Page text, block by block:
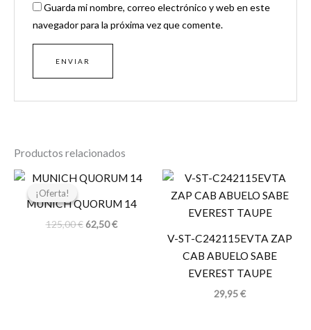
Guarda mi nombre, correo electrónico y web en este
navegador para la próxima vez que comente.
Productos relacionados
¡Oferta!
¡Oferta!
MUNICH QUORUM 14
125,00€
El
precio
original
125,00 €.
62,50€
El
actual
62,50 €.
V-ST-C242115EVTA ZAP
CAB ABUELO SABE
EVEREST TAUPE
29,95€